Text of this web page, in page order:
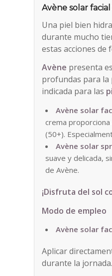
Avène solar
Una piel bien
durante mucho
estas acciones de
Avène presenta
profundas para la
indicada para las
Avène solar
crema
(50+).
Avène solar
suave y delicada,
de Avène.
¡Disfruta del sol
Modo de empleo
Avène solar
Aplicar
durante la jornada.